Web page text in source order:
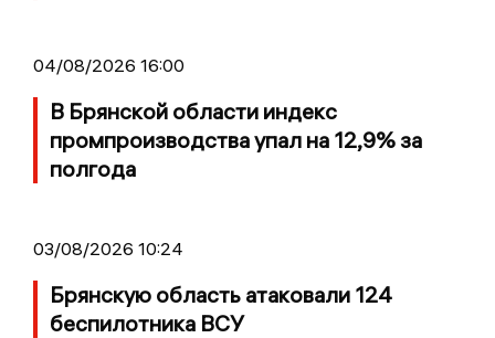
04/08/2026 16:00
В Брянской области индекс
промпроизводства упал на 12,9% за
полгода
03/08/2026 10:24
Брянскую область атаковали 124
беспилотника ВСУ